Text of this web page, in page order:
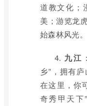
道教文化；
美；游览龙
始森林风光。
4. 九江
乡”，拥有
在这里，你
奇秀甲天下